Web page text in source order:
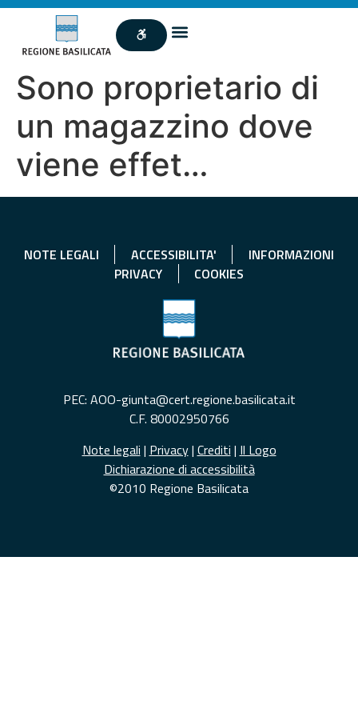
Sono proprietario di
un magazzino dove
viene effet…
NOTE LEGALI ACCESSIBILITA'
INFORMAZIONI
PRIVACY
COOKIES
PEC: AOO-giunta@cert.regione.basilicata.it
C.F. 80002950766
Note legali | Privacy| Crediti | Il Logo
Dichiarazione di accessibilità
©2010 Regione Basilicata